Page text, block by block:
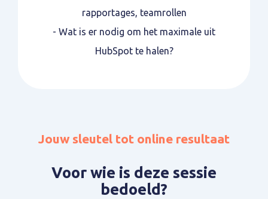
rapportages, teamrollen
- Wat is er nodig om het maximale uit
HubSpot te halen?
Jouw sleutel tot online resultaat
Voor wie is deze sessie
bedoeld?